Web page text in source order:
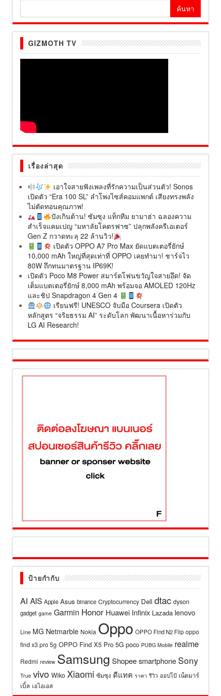
GIZMOTH TV
เรื่องล่าสุด
เอาใจสายฟังเพลงที่รักความเป็นส่วนตัว! Sonos
เปิดตัว “Era 100 SL” ลำโพงไซส์คอมแพกต์ เสียงทรงพลัง
ไม่ตัดทอนคุณภาพ!
ปังเกินต้าน! ซัมซุง แท็กทีม ยามาฮ่า ฉลองความ
สำเร็จแคมเปญ “มหาลัยโคตรฟาซ” ปลุกพลังครีเอเตอร์
Gen Z กวาดทะลุ 22 ล้านวิว!
เปิดตัว OPPO A7 Pro Max ยัดแบตเตอรี่ยักษ์
10,000 mAh ใหญ่ที่สุดเท่าที่ OPPO เคยทำมา! ชาร์จไว
80W ถึกทนมาตรฐาน IP69K!
เปิดตัว Poco M8 Power สมาร์ตโฟนขวัญใจสายอึด! จัด
เต็มแบตเตอรี่ยักษ์ 8,000 mAh พร้อมจอ AMOLED 120Hz
และชิป Snapdragon 4 Gen 4
เรียนฟรี! UNESCO จับมือ Coursera เปิดตัว
หลักสูตร “จริยธรรม AI” ระดับโลก พัฒนาเนื้อหาร่วมกับ
LG AI Research!
ป้ายกำกับ
AI AIS Apple Asus binance Cryptocurrency Dell dtac dyson
gadget game Garmin Honor Huawei Infinix Lazada lenovo
Line MG Netmarble Nokia Oppo OPPO Find N2 Flip oppo
find x3 pro 5g OPPO Find X5 Pro 5G poco PUBG Mobile realme
Redmi review Samsung Shopeesmartphone Sony
True vivo Wiko Xiaomi ซัมซุง ดีแทค ราคา รีวิว ออปโป้ เน็ตมาร์
เบิ้ล เอไอเอส